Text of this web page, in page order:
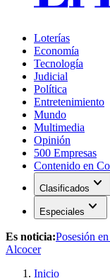
Loterías
Economía
Tecnología
Judicial
Política
Entretenimiento
Mundo
Multimedia
Opinión
500 Empresas
Contenido en
Clasificados expand_more
Especiales expand_more
Es noticia:Posesión
Alcocer
Inicio